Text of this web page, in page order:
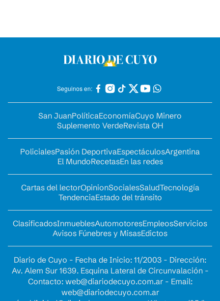
Seguinos en:
San JuanPolíticaEconomíaCuyo Minero
Suplemento VerdeRevista OH
PolicialesPasión DeportivaEspectáculosArgentina
El MundoRecetasEn las redes
Cartas del lectorOpinionSocialesSaludTecnología
TendenciaEstado del tránsito
ClasificadosInmueblesAutomotoresEmpleosServicios
Avisos Fúnebres y MisasEdictos
Diario de Cuyo - Fecha de Inicio: 11/2003 - Dirección:
Av. Alem Sur 1639. Esquina Lateral de Circunvalación -
Contacto: web@diariodecuyo.com.ar- Email:
web@diariodecuyo.com.ar